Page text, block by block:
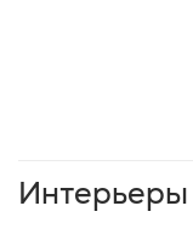
Интерьеры